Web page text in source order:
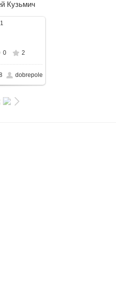
Кузьмич
0 2
dobrepole